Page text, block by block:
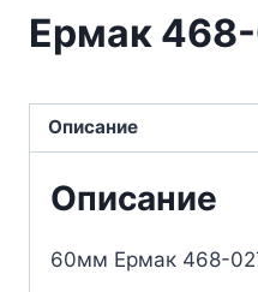
Ермак
Описание
Описание
60мм Ермак 468-